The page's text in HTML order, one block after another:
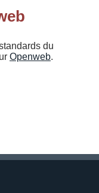
du
Openweb.